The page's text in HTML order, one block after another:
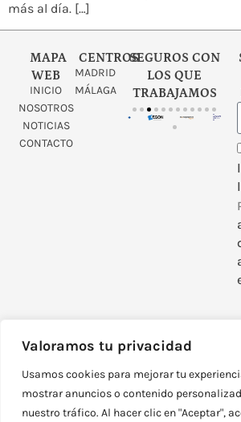
Valoramos tu privacidad
Usamos cookies para mejorar tu
mostrar anuncios o contenido
nuestro tráfico. Al hacer clic en "Aceptar",
más al día. […]
MAPA
WEB
INICIO
NOSOTROS
NOTICIAS
CONTACTO
CENTROS
MADRID
MÁLAGA
SEGUROS CON
LOS QUE
TRABAJAMOS